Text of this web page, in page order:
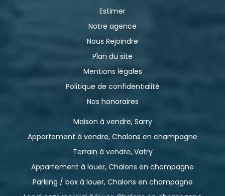
Estimer
Notre agence
Nous Rejoindre
Plan du site
Mentions légales
Politique de confidentialité
Nos honoraires
Maison à vendre, Sarry
Appartement à vendre, Chalons en champagne
Terrain à vendre, Vatry
Appartement à louer, Chalons en champagne
Parking / box à louer, Chalons en champagne